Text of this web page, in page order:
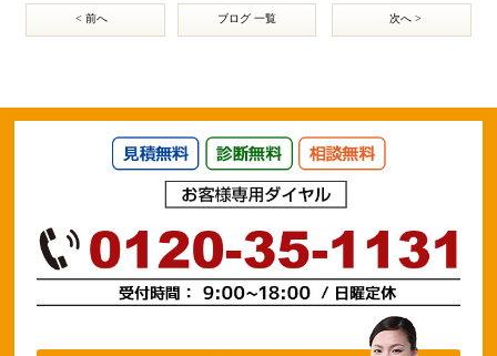
< 前へ ブログ 一覧 次へ >